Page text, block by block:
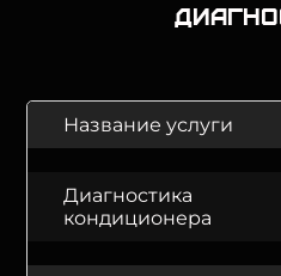
Название услуги
Диагностика
кондиционера